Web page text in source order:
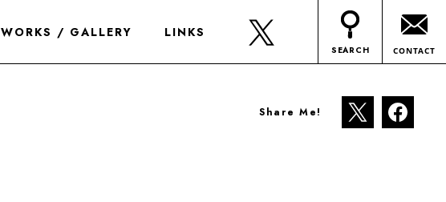
WORKS / GALLERY LINKS
SEARCH CONTACT
Share Me!